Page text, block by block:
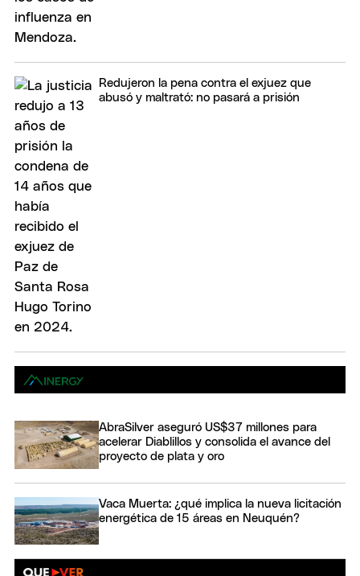
Redujeron la pena contra el exjuez que
abusó y maltrató: no pasará a prisión
AbraSilver aseguró US$37 millones para
acelerar Diablillos y consolida el avance del
proyecto de plata y oro
Vaca Muerta: ¿qué implica la nueva licitación
energética de 15 áreas en Neuquén?